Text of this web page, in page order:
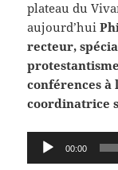
plateau du
aujourd’hui
recteur,
conférences à
coordinatrice
Lecteur
audio
00:00